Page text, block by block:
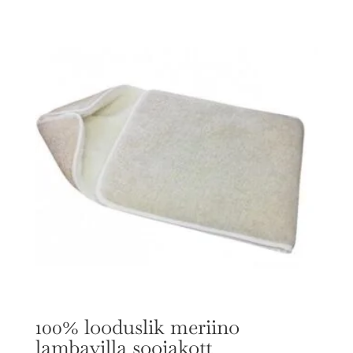
100% looduslik meriino